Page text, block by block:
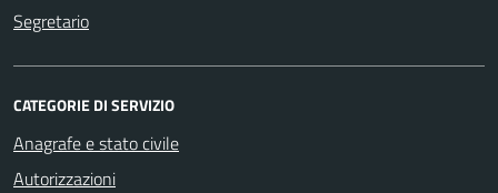
Segretario
CATEGORIE DI SERVIZIO
Anagrafe e stato civile
Autorizzazioni